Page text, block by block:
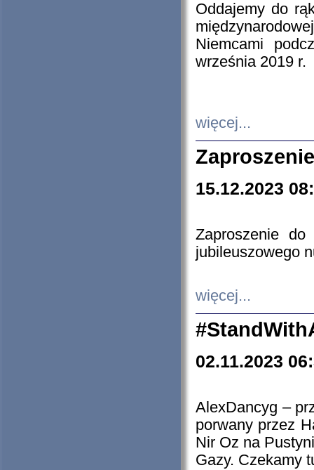
Oddajemy do
Niemcami
września 2019 r.
więcej...
15.12.2023
Zaproszenie do
jubileuszowego
więcej...
02.11.2023
AlexDancyg –
porwany przez
Nir Oz na
Gazy. Czekamy